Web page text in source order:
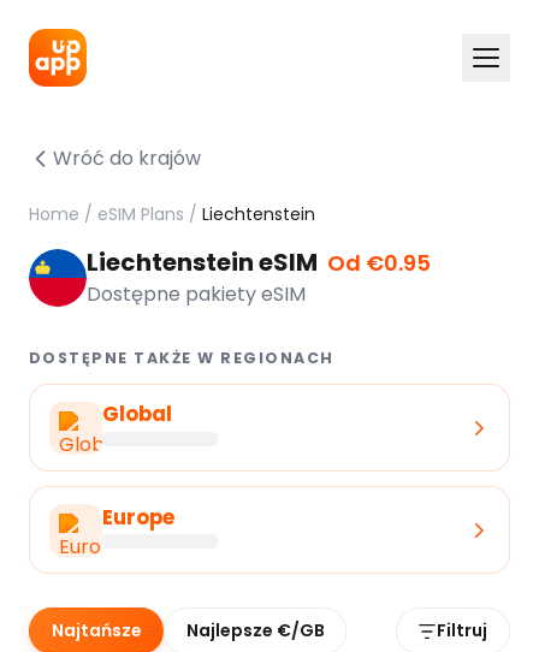
Wróć do krajów
Home / eSIM Plans / Liechtenstein
Liechtenstein eSIM Od €0.95
Dostępne pakiety eSIM
DOSTĘPNE TAKŻE W REGIONACH
Global
Europe
Najtańsze Najlepsze €/GB Filtruj